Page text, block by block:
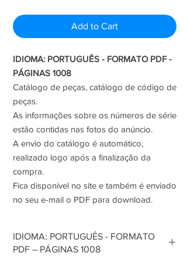
Add to Cart
IDIOMA: PORTUGUÊS - FORMATO PDF -
PÁGINAS 1008
Catálogo de peças, catálogo de código de
peças.
As informações sobre os números de série
estão contidas nas fotos do anúncio.
A envio do catálogo é automático,
realizado logo após a finalização da
compra.
Fica disponível no site e também é enviado
no seu e-mail o PDF para download.
IDIOMA: PORTUGUÊS - FORMATO
PDF – PÁGINAS 1008